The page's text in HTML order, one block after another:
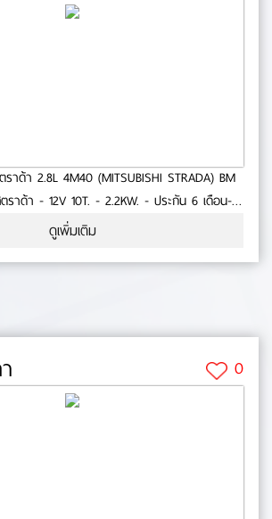
าด้า 2.8L 4M40 (MITSUBISHI STRADA) BM
ราด้า - 12V 10T. - 2.2KW. - ประกัน 6 เดือน-
สินค้าคุณภาพ No.0-23-49
ดูเพิ่มเติม
0